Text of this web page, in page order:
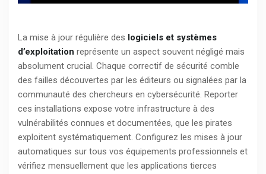
La mise à jour régulière des logiciels et systèmes
d’exploitation représente un aspect souvent négligé mais
absolument crucial. Chaque correctif de sécurité comble
des failles découvertes par les éditeurs ou signalées par la
communauté des chercheurs en cybersécurité. Reporter
ces installations expose votre infrastructure à des
vulnérabilités connues et documentées, que les pirates
exploitent systématiquement. Configurez les mises à jour
automatiques sur tous vos équipements professionnels et
vérifiez mensuellement que les applications tierces